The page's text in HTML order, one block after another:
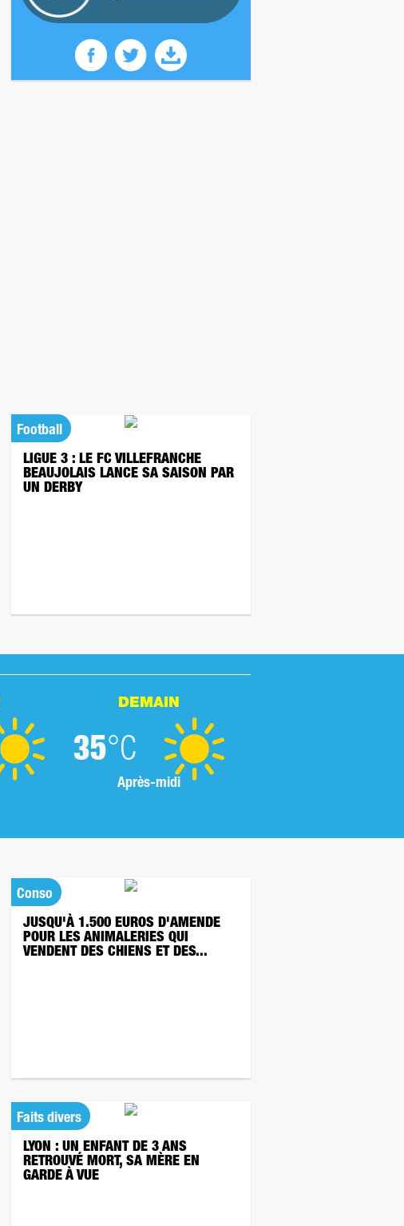
Football
LIGUE 3 : LE FC VILLEFRANCHE
BEAUJOLAIS LANCE SA SAISON PAR
UN DERBY
DEMAIN
35°C
Après-midi
Conso
JUSQU'À 1.500 EUROS D'AMENDE
POUR LES ANIMALERIES QUI
VENDENT DES CHIENS ET DES...
Faits divers
LYON : UN ENFANT DE 3 ANS
RETROUVÉ MORT, SA MÈRE EN
GARDE À VUE